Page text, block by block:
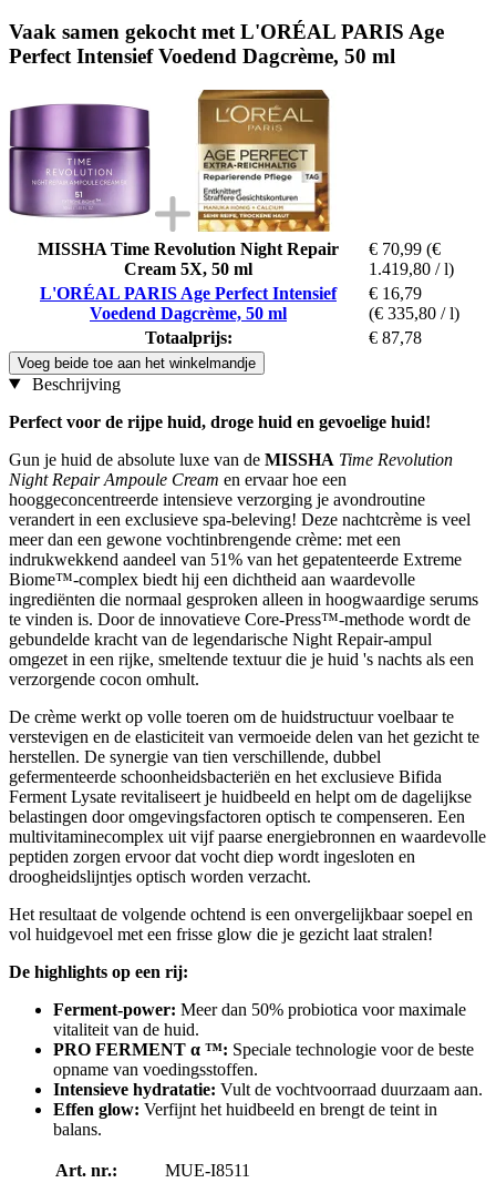
Vaak samen gekocht met L'ORÉAL PARIS Age
Perfect Intensief Voedend Dagcrème, 50 ml
MISSHA Time Revolution Night Repair
Cream 5X, 50 ml
€ 70,99 (€
1.419,80 / l)
L'ORÉAL PARIS Age Perfect Intensief
Voedend Dagcrème, 50 ml
€ 16,79
(€ 335,80 / l)
Totaalprijs:
€ 87,78
Voeg beide toe aan het winkelmandje
Beschrijving
Perfect voor de rijpe huid, droge huid en gevoelige huid!
Gun je huid de absolute luxe van de MISSHA Time Revolution
Night Repair Ampoule Cream en ervaar hoe een
hooggeconcentreerde intensieve verzorging je avondroutine
verandert in een exclusieve spa-beleving! Deze nachtcrème is veel
meer dan een gewone vochtinbrengende crème: met een
indrukwekkend aandeel van 51% van het gepatenteerde Extreme
Biome™-complex biedt hij een dichtheid aan waardevolle
ingrediënten die normaal gesproken alleen in hoogwaardige serums
te vinden is. Door de innovatieve Core-Press™-methode wordt de
gebundelde kracht van de legendarische Night Repair-ampul
omgezet in een rijke, smeltende textuur die je huid 's nachts als een
verzorgende cocon omhult.
De crème werkt op volle toeren om de huidstructuur voelbaar te
verstevigen en de elasticiteit van vermoeide delen van het gezicht te
herstellen. De synergie van tien verschillende, dubbel
gefermenteerde schoonheidsbacteriën en het exclusieve Bifida
Ferment Lysate revitaliseert je huidbeeld en helpt om de dagelijkse
belastingen door omgevingsfactoren optisch te compenseren. Een
multivitaminecomplex uit vijf paarse energiebronnen en waardevolle
peptiden zorgen ervoor dat vocht diep wordt ingesloten en
droogheidslijntjes optisch worden verzacht.
Het resultaat de volgende ochtend is een onvergelijkbaar soepel en
vol huidgevoel met een frisse glow die je gezicht laat stralen!
De highlights op een rij:
Ferment-power: Meer dan 50% probiotica voor maximale
vitaliteit van de huid.
PRO FERMENT α ™: Speciale technologie voor de beste
opname van voedingsstoffen.
Intensieve hydratatie: Vult de vochtvoorraad duurzaam aan.
Effen glow: Verfijnt het huidbeeld en brengt de teint in
balans.
Art. nr.:
MUE-I8511